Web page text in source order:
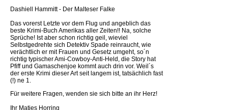
Dashiell Hammitt - Der Malteser Falke
Das vorerst Letzte vor dem Flug und angeblich das
beste Krimi-Buch Amerikas aller Zeiten!! Na, solche
Sprüche! Ist aber schon richtig geil, wieviel
Selbstgedrehte sich Detektiv Spade reinraucht, wie
verächtlich er mit Frauen und Gesetz umgeht, so´n
richtig typischer Ami-Cowboy-Anti-Held, die Story hat
Pfiff und Gamaschenjoe kommt auch drin vor. Weil´s
der erste Krimi dieser Art seit langem ist, tatsächlich fast
(!) ne 1.
Für weitere Fragen, wenden sie sich bitte an ihr Herz!
Ihr Matjes Horring